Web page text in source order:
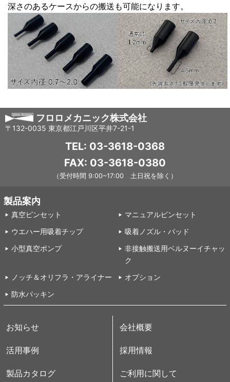
深さのあるケースからの搬送も可能になります。
フロロメカニック株式会社
〒132-0035 東京都江戸川区平井7-21-1
TEL: 03-3618-0368
FAX: 03-3618-0380
（受付時間 9:00~17:00 土日祝を除く）
製品案内
真空ピンセット
マニュアルピンセット
ウエハー用吸着チップ
吸着ノズル・パッド
小型真空ポンプ
非接触搬送用ベルヌーイチャッ
ク
ノッチ＆オリフラ・アライナー
オプション
防水パッキン
お知らせ 会社概要
活用事例 採用情報
製品カタログ ご利用に関して